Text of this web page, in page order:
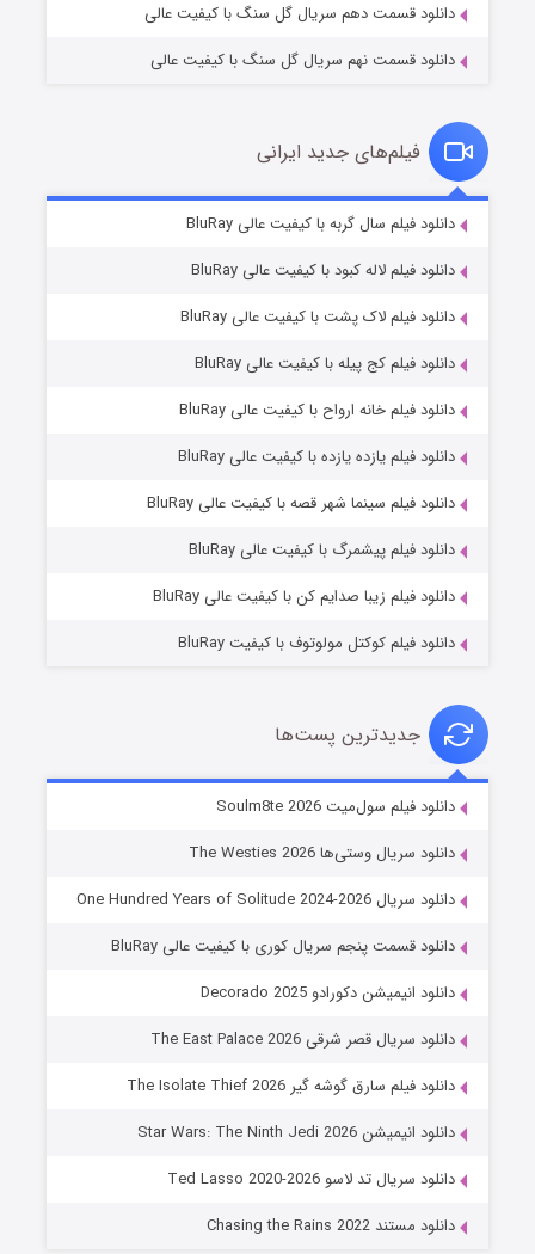
قسمت۷ (زیرنویس) منتشر شد
خاندان اژدها فصل ۳
جادوگری در مغولستان
قسمت ۱۴ (زیرنویس) منتشر شد
دانلود قسمت دهم سریال گل سنگ با کیفیت عالی
دانلود قسمت نهم سریال گل سنگ با کیفیت عالی
فیلم‌های جدید ایرانی
دانلود فیلم سال گربه با کیفیت عالی BluRay
دانلود فیلم لاله کبود با کیفیت عالی BluRay
دانلود فیلم لاک پشت با کیفیت عالی BluRay
دانلود فیلم کج‌ پیله با کیفیت عالی BluRay
دانلود فیلم خانه ارواح با کیفیت عالی BluRay
دانلود فیلم یازده یازده با کیفیت عالی BluRay
دانلود فیلم سینما شهر قصه با کیفیت عالی BluRay
دانلود فیلم پیشمرگ با کیفیت عالی BluRay
دانلود فیلم زیبا صدایم کن با کیفیت عالی BluRay
دانلود فیلم کوکتل مولوتوف با کیفیت BluRay
جدیدترین پست‌ها
دانلود فیلم سول‌میت Soulm8te 2026
دانلود سریال وستی‌ها The Westies 2026
دانلود سریال One Hundred Years of Solitude 2024-2026
دانلود قسمت پنجم سریال کوری با کیفیت عالی BluRay
دانلود انیمیشن دکورادو Decorado 2025
دانلود سریال قصر شرقی The East Palace 2026
دانلود فیلم سارق گوشه گیر The Isolate Thief 2026
دانلود انیمیشن Star Wars: The Ninth Jedi 2026
دانلود سریال تد لاسو Ted Lasso 2020-2026
دانلود مستند Chasing the Rains 2022